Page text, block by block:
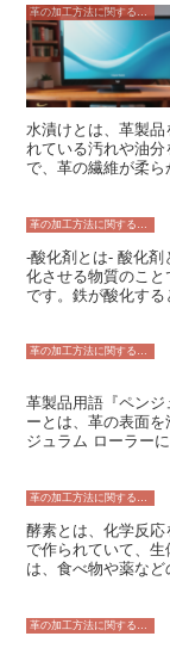
り、鉄やアルミ、
ます。 粉体塗装のメリットは、塗膜の耐久性が高いことです。溶剤
を使用しないため
塗膜が厚く、耐摩耗
があります。 粉体塗装のデメリットは、塗装にかかる時間が長いこ
とです。溶剤を使用
ます。また、塗装
粉体塗装は、環境
し、塗装にかかる時
水漬けとは、革製
れている汚れや油
で、革の繊維が柔ら
です。この方法は
に長時間浸ってい
ります。そのため、
ことが大切です。 もう1つの方法は、革製品の表面だけを水に濡らす
ができます。また
を吸い過ぎて傷ん
-酸化剤とは- 酸化剤とは、簡単にいうと、鉄やアルミなどの金属を酸
化させる物質のこ
です。鉄が酸化する
えば、漂白剤やク
品は、酸化剤の働
腐敗を防いだりしています。 酸化剤は、金属
く、ゴムやプラス
す。例えば、ゴム
なり、プラスチッ
化剤が皮膚に付着
とがあります。ま
たり、肺がんのリスク
用する際には、必
があります。また、
込まないようにす
革の加工方法に関すること
革製品用語『ペンジュラム
ーとは、革の表面
ジュラム ローラー
作されるものと、
ために使用します
ーは、革工場など
ュラム ローラーは
革の加工方法に関すること
酵素とは、化学反
で作られていて、
は、食べ物や薬な
ます。人工的に作